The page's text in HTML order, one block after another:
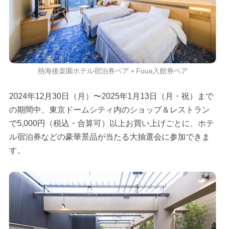
熱海後楽園ホテル宿泊券ペア＋Fuua入館券ペア
2024年12月30日（月）〜2025年1月13日（月・祝）まで
の期間中、東京ドームシティ内のショップ＆レストラン
で5,000円（税込・合算可）以上お買い上げごとに、ホテ
ル宿泊券などの豪華景品が当たる大抽選会に参加できま
す。